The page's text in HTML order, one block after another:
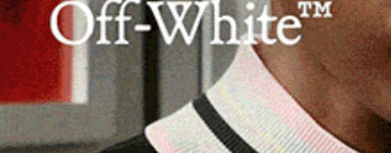
In Prima e Seconda, a punti solo l’Oschirese e il Funtanaliras
Terza, pareggio casalingo per 2-2 della capolista Berchidda,
contro l’Ilvamaddalena.
OZIERI | 9 febbraio 2026. Quella che nel campionato di Eccellenza
Buddusò
era una gara difficile, si poteva preventivare, e così è stato. La
l’è giocata ma, in un campo che le abbondanti piogge degli ultimi giorni
praticamente ingiocabile per entrambe le formazioni, gli uomini diFabio